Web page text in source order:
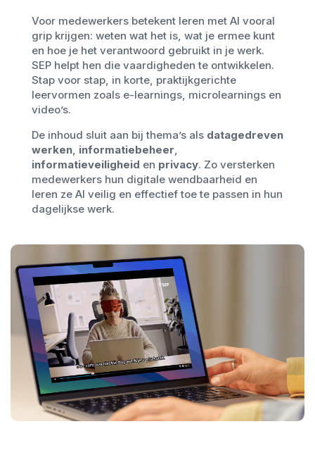
Voor medewerkers betekent leren met AI vooral
grip krijgen: weten wat het is, wat je ermee kunt
en hoe je het verantwoord gebruikt in je werk.
SEP helpt hen die vaardigheden te ontwikkelen.
Stap voor stap, in korte, praktijkgerichte
leervormen zoals e-learnings, microlearnings en
video’s.
De inhoud sluit aan bij thema’s als datagedreven
werken informatiebeheer
informatieveiligheid en privacy. Zo versterken
medewerkers hun digitale wendbaarheid en
leren ze AI veilig en effectief toe te passen in hun
dagelijkse werk.